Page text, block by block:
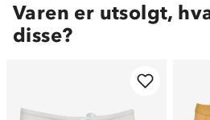
Varen er utsolgt,
disse?